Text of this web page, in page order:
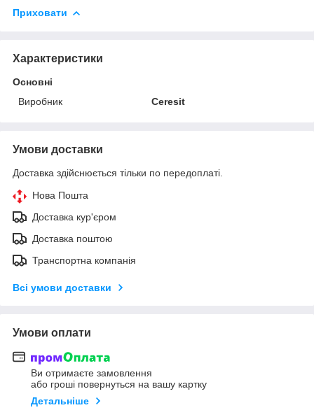
Приховати
Характеристики
Основні
Виробник
Ceresit
Умови доставки
Доставка здійснюється тільки по передоплаті.
Нова Пошта
Доставка кур'єром
Доставка поштою
Транспортна компанія
Всі умови доставки
Умови оплати
Ви отримаєте замовлення
або гроші повернуться на вашу картку
Детальніше